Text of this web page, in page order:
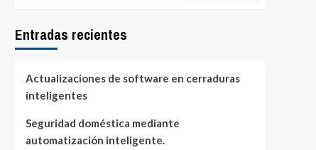
Entradas recientes
Actualizaciones de software en cerraduras
inteligentes
Seguridad doméstica mediante
automatización inteligente.